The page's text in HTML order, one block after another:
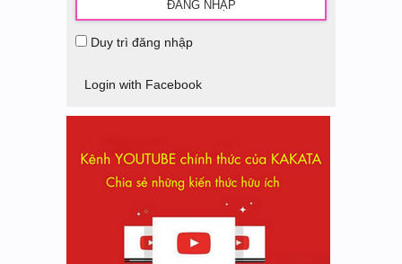
Duy trì đăng nhập
Login with Facebook